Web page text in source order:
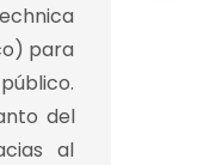
para
del
al